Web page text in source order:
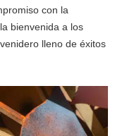
con la
bienvenida a los
lleno de éxitos